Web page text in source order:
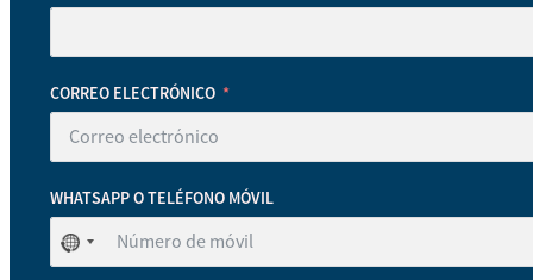
CORREO ELECTRÓNICO
WHATSAPP O TELÉFONO MÓVIL
No
se